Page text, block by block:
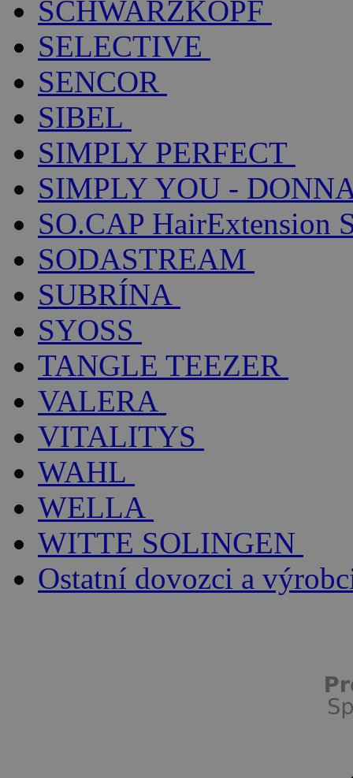
SCHWARZKOPF
SELECTIVE
SENCOR
SIBEL
SIMPLY PERFECT
SIMPLY YOU -
SO.CAP HairExtension
SODASTREAM
SUBRÍNA
SYOSS
TANGLE TEEZER
VALERA
VITALITYS
WAHL
WELLA
WITTE SOLINGEN
Ostatní dovozci a